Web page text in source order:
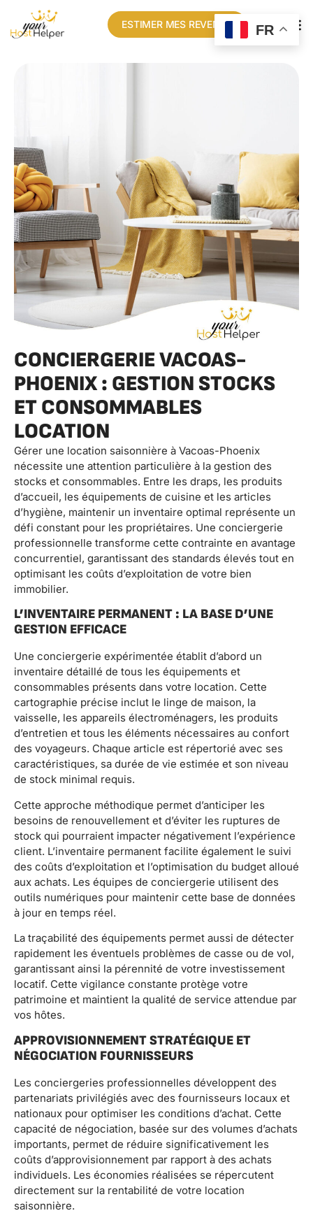
ESTIMER MES REVENUS
CONCIERGERIE VACOAS-
PHOENIX : GESTION STOCKS
ET CONSOMMABLES
LOCATION
Gérer une location saisonnière à Vacoas-Phoenix
nécessite une attention particulière à la gestion des
stocks et consommables. Entre les draps, les produits
d’accueil, les équipements de cuisine et les articles
d’hygiène, maintenir un inventaire optimal représente un
défi constant pour les propriétaires. Une conciergerie
professionnelle transforme cette contrainte en avantage
concurrentiel, garantissant des standards élevés tout en
optimisant les coûts d’exploitation de votre bien
immobilier.
L’INVENTAIRE PERMANENT : LA BASE D’UNE
GESTION EFFICACE
Une conciergerie expérimentée établit d’abord un
inventaire détaillé de tous les équipements et
consommables présents dans votre location. Cette
cartographie précise inclut le linge de maison, la
vaisselle, les appareils électroménagers, les produits
d’entretien et tous les éléments nécessaires au confort
des voyageurs. Chaque article est répertorié avec ses
caractéristiques, sa durée de vie estimée et son niveau
de stock minimal requis.
Cette approche méthodique permet d’anticiper les
besoins de renouvellement et d’éviter les ruptures de
stock qui pourraient impacter négativement l’expérience
client. L’inventaire permanent facilite également le suivi
des coûts d’exploitation et l’optimisation du budget alloué
aux achats. Les équipes de conciergerie utilisent des
outils numériques pour maintenir cette base de données
à jour en temps réel.
La traçabilité des équipements permet aussi de détecter
rapidement les éventuels problèmes de casse ou de vol,
garantissant ainsi la pérennité de votre investissement
locatif. Cette vigilance constante protège votre
patrimoine et maintient la qualité de service attendue par
vos hôtes.
APPROVISIONNEMENT STRATÉGIQUE ET
NÉGOCIATION FOURNISSEURS
Les conciergeries professionnelles développent des
partenariats privilégiés avec des fournisseurs locaux et
nationaux pour optimiser les conditions d’achat. Cette
capacité de négociation, basée sur des volumes d’achats
importants, permet de réduire significativement les
coûts d’approvisionnement par rapport à des achats
individuels. Les économies réalisées se répercutent
directement sur la rentabilité de votre location
saisonnière.
FR